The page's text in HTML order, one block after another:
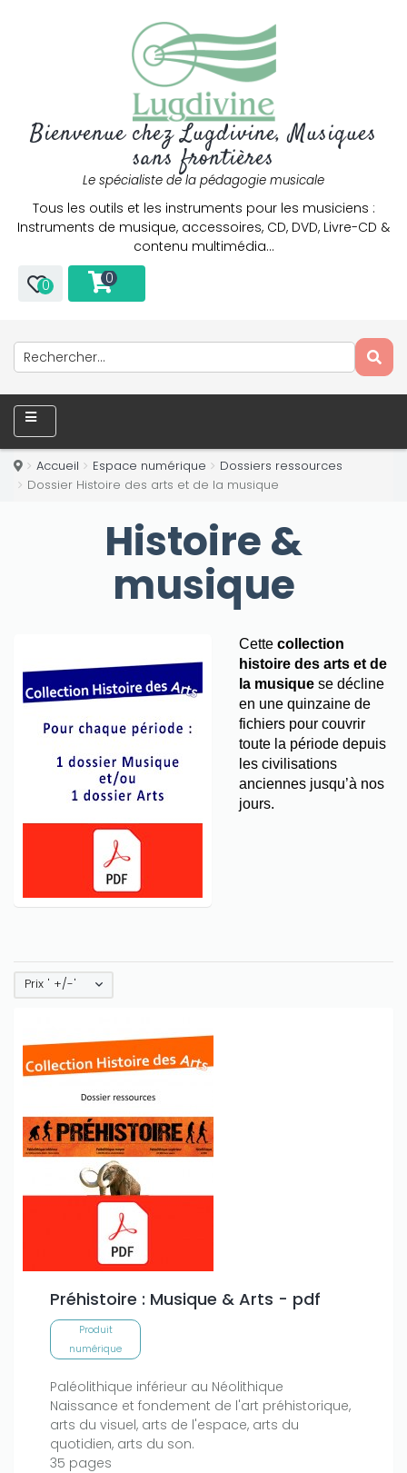
Bienvenue chez Lugdivine, Musiques
sans frontières
Le spécialiste de la pédagogie musicale
Tous les outils et les instruments pour les musiciens :
Instruments de musique, accessoires, CD, DVD, Livre-CD &
contenu multimédia…
0 0
Accueil Espace numérique
Dossiers ressources
Dossier Histoire des arts et de la musique
Histoire &
musique
Cette collection
histoire des arts et de
la musique se décline
en une quinzaine de
fichiers pour couvrir
toute la période depuis
les civilisations
anciennes jusqu’à nos
jours.
Prix ' +/-'
Préhistoire : Musique & Arts - pdf
Produit
numérique
Paléolithique inférieur au Néolithique
Naissance et fondement de l'art préhistorique,
arts du visuel, arts de l'espace, arts du
quotidien, arts du son.
35 pages